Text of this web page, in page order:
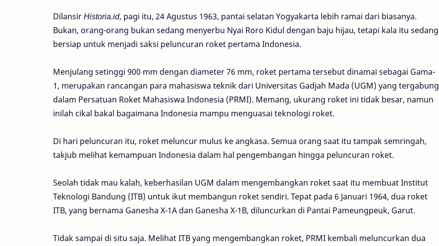
DilansirHistoria.id, pagi itu, 24 Agustus 1963, pantai selatan Yogyakarta lebih ramai dari biasanya.
Bukan, orang-orang bukan sedang menyerbu Nyai Roro Kidul dengan baju hijau, tetapi kala itu sedang
bersiap untuk menjadi saksi peluncuran roket pertama Indonesia.
Menjulang setinggi 900 mm dengan diameter 76 mm, roket pertama tersebut dinamai sebagai Gama-
1, merupakan rancangan para mahasiswa teknik dari Universitas Gadjah Mada (UGM) yang tergabung
dalam Persatuan Roket Mahasiswa Indonesia (PRMI). Memang, ukurang roket ini tidak besar, namun
inilah cikal bakal bagaimana Indonesia mampu menguasai teknologi roket.
Di hari peluncuran itu, roket meluncur mulus ke angkasa. Semua orang saat itu tampak semringah,
takjub melihat kemampuan Indonesia dalam hal pengembangan hingga peluncuran roket.
Seolah tidak mau kalah, keberhasilan UGM dalam mengembangkan roket saat itu membuat Institut
Teknologi Bandung (ITB) untuk ikut membangun roket sendiri. Tepat pada 6 Januari 1964, dua roket
ITB, yang bernama Ganesha X-1A dan Ganesha X-1B, diluncurkan di Pantai Pameungpeuk, Garut.
Tidak sampai di situ saja. Melihat ITB yang mengembangkan roket, PRMI kembali meluncurkan dua